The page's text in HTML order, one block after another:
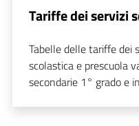
Tariffe dei servizi
Tabelle delle tariffe dei
scolastica e prescuola
secondarie 1° grado e